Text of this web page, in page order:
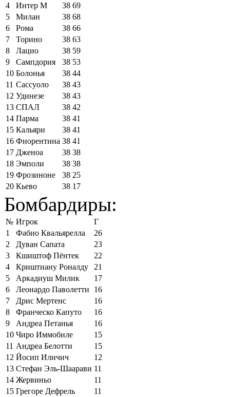
4
Интер М 38 69
5
Милан 38 68
6
Рома 38 66
7
Торино 38 63
8
Лацио 38 59
9
Сампдория 38 53
10 Болонья 38 44
11 Сассуоло 38 43
12 Удинезе 38 43
13 СПАЛ 38 42
14 Парма 38 41
15 Кальяри 38 41
16 Фиорентина 38 41
17 Дженоа 38 38
18 Эмполи 38 38
19 Фрозиноне 38 25
20 Кьево 38 17
Бомбардиры:
№ Игрок
Г
1
Фабио Квальярелла
26
2
Дуван Сапата
23
3
Кшиштоф Пёнтек
22
4
Криштиану Роналду
21
5
Аркадиуш Милик
17
6
Леонардо Паволетти
16
7
Дрис Мертенс
16
8
Франческо Капуто
16
9
Андреа Петанья
16
10 Чиро Иммобиле
15
11 Андреа Белотти
15
12 Йосип Иличич
12
13 Стефан Эль-Шаарави 11
14 Жервиньо
11
15 Грегоре Дефрель 11